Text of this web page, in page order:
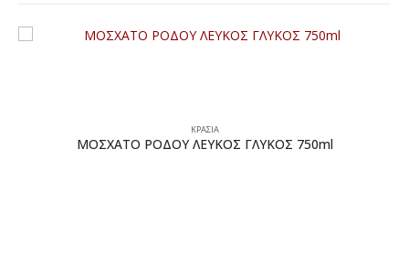
ΚΡΑΣΙΑ
ΜΟΣΧΑΤΟ ΡΟΔΟΥ ΛΕΥΚΟΣ ΓΛΥΚΟΣ 750ml